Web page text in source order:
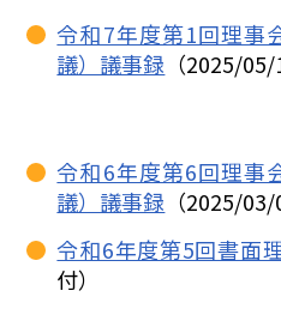
令和7年度第1回理事
議）議事録 （2025/05/
令和6年度第6回理事
議）議事録 （2025/03/
令和6年度第5回書面
付）